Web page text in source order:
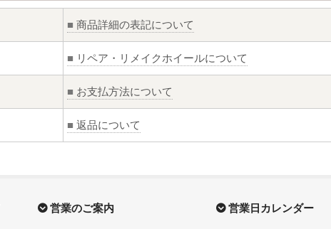
■ 商品詳細の表記について
■ リペア・リメイクホイールについて
■ お支払方法について
■ 返品について
営業のご案内 営業日カレンダー